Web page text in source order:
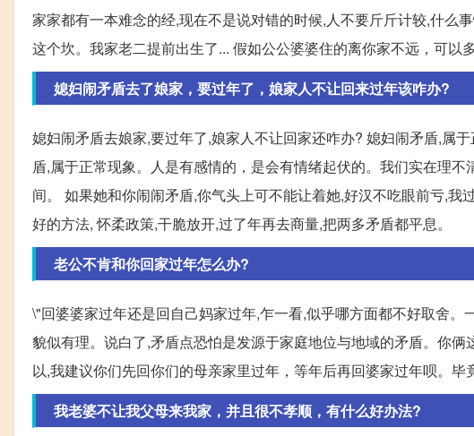
家家都有一本难念的经,现在不是说对错的时候,人不要斤斤计较,什么
这个坎。我家老二提前出生了... 假如公公婆婆住的离你家不远，可以
媳妇闹矛盾去了娘家，要过年了，娘家人不让回来过年该咋办?
媳妇闹矛盾去娘家,要过年了,娘家人不让回家还咋办? 媳妇闹矛盾,属
盾,属于正常现象。人是有感情的，是会有情绪起伏的。我们实在理
间。 如果她和你闹闹矛盾,你气头上可不能让着她,好汉不吃眼前亏,
好的方法, 怀柔政策,干脆放开,过了年再去商量,把两多矛盾都平息。
老公不肯和你回家过年怎么办?
\"回婆婆家过年还是回自己妈家过年,乍一看,似乎哪方面都不好取舍。
貌似有理。说白了,矛盾点恐怕是发源于家庭地位与地域的矛盾。你
以,我建议你们先回你们的母亲家里过年，等年后再回婆家过年呗。毕
我老婆不让我父母来我家，并且很不孝顺，有什么好办法?